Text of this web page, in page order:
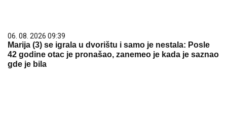
06. 08. 2026 09:39
Marija (3) se igrala u dvorištu i samo je nestala: Posle
42 godine otac je pronašao, zanemeo je kada je saznao
gde je bila